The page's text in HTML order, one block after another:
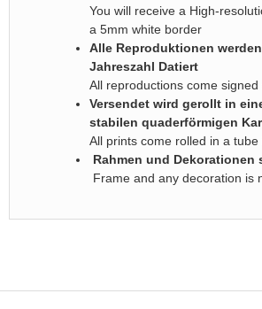
You will receive a High-
a 5mm white border
Alle Reproduktionen
Jahreszahl Datiert
All reproductions come
Versendet wird gerollt in
stabilen quaderförmigen
All prints come rolled in a
Rahmen und
Frame and any decoration is